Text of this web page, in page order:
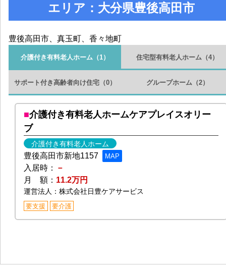
エリア：大分県豊後高田市
豊後高田市、真玉町、香々地町
介護付き有料老人ホーム （1） 住宅型有料老人ホーム （4）
サポート付き高齢者向け住宅（0） グループホーム （2）
介護付き有料老人ホームケアプレイスオリー
ブ
介護付き有料老人ホーム
豊後高田市新地1157 MAP
入居時：
－
月 額： 11.2万円
運営法人：株式会社日豊ケアサービス
要支援 要介護